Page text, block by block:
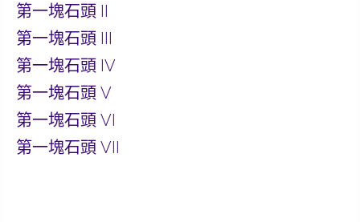
第一塊石頭 II
第一塊石頭 III
第一塊石頭 IV
第一塊石頭 V
第一塊石頭 VI
第一塊石頭 VII